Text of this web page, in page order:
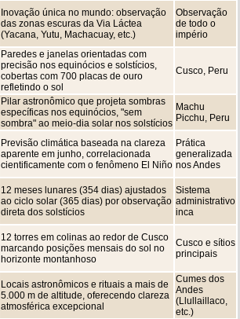
Inovação única no mundo: observação
das zonas escuras da Via Láctea
(Yacana, Yutu, Machacuay, etc.)
Observação
de todo o
império
Paredes e janelas orientadas com
precisão nos equinócios e solstícios,
cobertas com 700 placas de ouro
refletindo o sol
Cusco, Peru
Pilar astronômico que projeta sombras
específicas nos equinócios, "sem
sombra" ao meio-dia solar nos solstícios
Machu
Picchu, Peru
Previsão climática baseada na clareza
aparente em junho, correlacionada
cientificamente com o fenômeno El Niño
Prática
generalizada
nos Andes
12 meses lunares (354 dias) ajustados
ao ciclo solar (365 dias) por observação
direta dos solstícios
Sistema
administrativo
inca
12 torres em colinas ao redor de Cusco
marcando posições mensais do sol no
horizonte montanhoso
Cusco e sítios
principais
Locais astronômicos e rituais a mais de
5.000 m de altitude, oferecendo clareza
atmosférica excepcional
Cumes dos
Andes
(Llullaillaco,
etc.)